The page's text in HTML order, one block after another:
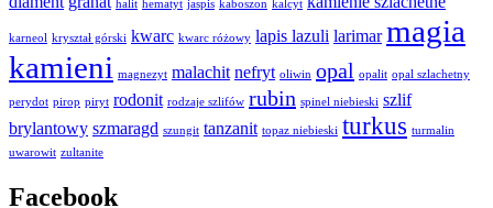
halit hematyt jaspis kaboszon kalcyt
karneol kryształ górski kwarc kwarc różowy lapis lazuli larimar magia
kamieni magnezyt malachit nefryt oliwin opal opalit opal szlachetny
perydot pirop piryt rodonit rodzaje szlifów rubin spinel niebieski szlif
brylantowy szmaragd szungit tanzanit topaz niebieski turkus turmalin
uwarowit zultanite
Facebook